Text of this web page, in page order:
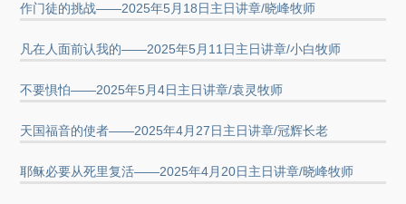
作门徒的挑战——2025年5月18日主日讲章/晓峰牧师
凡在人面前认我的——2025年5月11日主日讲章/小白牧师
不要惧怕——2025年5月4日主日讲章/袁灵牧师
天国福音的使者——2025年4月27日主日讲章/冠辉长老
耶稣必要从死里复活——2025年4月20日主日讲章/晓峰牧师